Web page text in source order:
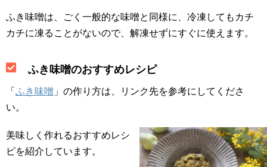
ふき味噌は、ごく一般的な味噌と同様に、冷凍してもカチ
カチに凍ることがないので、解凍せずにすぐに使えます。
ふき味噌のおすすめレシピ
「 ふき味噌 」の作り方は、リンク先を参考にしてくださ
い。
美味しく作れるおすすめレシ
ピを紹介しています。